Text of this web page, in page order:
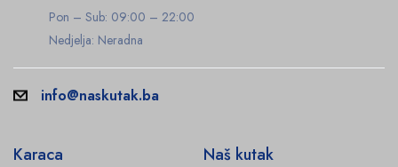
Pon – Sub: 09:00 – 22:00
Nedjelja: Neradna
info@naskutak.ba
Karaca Naš kutak